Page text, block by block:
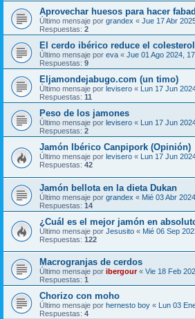
Aprovechar huesos para hacer
Último mensaje por grandex « Jue 17 Abr
Respuestas: 2
El cerdo ibérico reduce el
Último mensaje por eva « Jue 01 Ago 2024,
Respuestas: 9
Eljamondejabugo.com (un timo)
Último mensaje por levisero « Lun 17 Jun
Respuestas: 11
Peso de los jamones
Último mensaje por levisero « Lun 17 Jun
Respuestas: 2
Jamón Ibérico Canpipork (Opinión)
Último mensaje por levisero « Lun 17 Jun
Respuestas: 42
Jamón bellota en la dieta Dukan
Último mensaje por grandex « Mié 03 Abr
Respuestas: 14
¿Cuál es el mejor jamón en
Último mensaje por Jesusito « Mié 06 Sep
Respuestas: 122
Macrogranjas de cerdos
Último mensaje por ibergour« Vie 18 Feb
Respuestas: 1
Chorizo con moho
Último mensaje por hernesto boy «
Lun 03
Respuestas: 4